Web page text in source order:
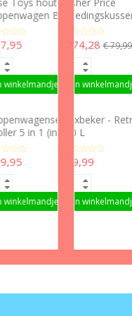
Pet
79,99
- Retro Blue,